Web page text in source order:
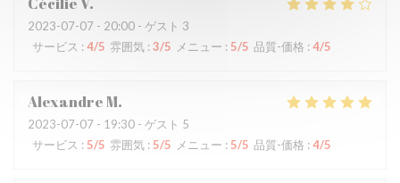
2023-07-07 - 20:00 - ゲスト 3
サービス :4/5 雰囲気 : 3/5 メニュー : 5/5 品質-価格 :4/5
AlexandreM
2023-07-07 - 19:30 - ゲスト 5
サービス : 5/5 雰囲気 : 5/5 メニュー : 5/5 品質-価格 : 4/5